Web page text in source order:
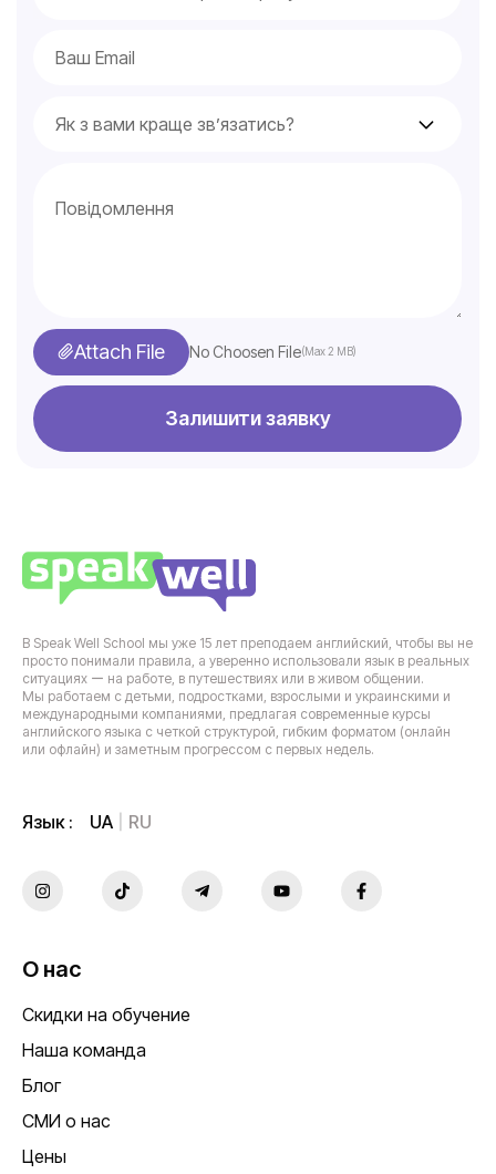
Attach File No Choosen File(Max 2 MB)
Залишити заявку
В Speak Well School мы уже 15 лет преподаем английский, чтобы вы не
просто понимали правила, а уверенно использовали язык в реальных
ситуациях ー на работе, в путешествиях или в живом общении.
Мы работаем с детьми, подростками, взрослыми и украинскими и
международными компаниями, предлагая современные курсы
английского языка с четкой структурой, гибким форматом (онлайн
или офлайн) и заметным прогрессом с первых недель.
Язык : UA RU
О нас
Скидки на обучение
Наша команда
Блог
СМИ о нас
Цены